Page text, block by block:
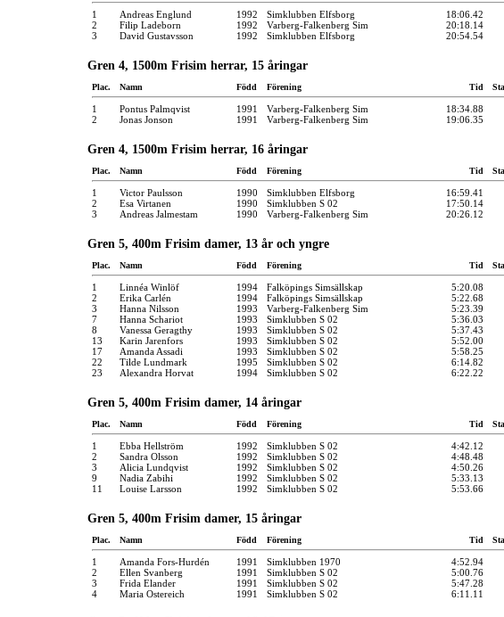
1 Andreas Englund 1992 Simklubben Elfsborg
18:06.42
2
Filip Ladeborn 1992 Varberg-Falkenberg Sim
20:18.14
3
David Gustavsson 1992 Simklubben Elfsborg 20:54.54
Gren 4, 1500m Frisim herrar, 15 åringar
Plac. Namn Född Förening Tid
1 Pontus Palmqvist 1991 Varberg-Falkenberg Sim
18:34.88
2
Jonas Jonson 1991 Varberg-Falkenberg Sim 19:06.35
Gren 4, 1500m Frisim herrar, 16 åringar
Plac. Namn Född Förening Tid
1 Victor Paulsson 1990 Simklubben Elfsborg
16:59.41
2
Esa Virtanen 1990 Simklubben S 02
17:50.14
3
Andreas Jalmestam 1990 Varberg-Falkenberg Sim 20:26.12
Gren 5, 400m Frisim damer, 13 år och yngre
Plac. Namn Född Förening Tid
1 Linnéa Winlöf 1994 Falköpings Simsällskap
5:20.08
2
Erika Carlén 1994 Falköpings Simsällskap
5:22.68
3
Hanna Nilsson 1993 Varberg-Falkenberg Sim
5:23.39
7
Hanna Schariot 1993 Simklubben S 02
5:36.03
8
Vanessa Geragthy 1993 Simklubben S 02
5:37.43
13
Karin Jarenfors 1993 Simklubben S 02
5:52.00
17
Amanda Assadi 1993 Simklubben S 02
5:58.25
22
Tilde Lundmark 1995 Simklubben S 02
6:14.82
23
Alexandra Horvat 1994 Simklubben S 02 6:22.22
Gren 5, 400m Frisim damer, 14 åringar
Plac. Namn Född Förening Tid
1 Ebba Hellström 1992 Simklubben S 02
4:42.12
2
Sandra Olsson 1992 Simklubben S 02
4:48.48
3
Alicia Lundqvist 1992 Simklubben S 02
4:50.26
9
Nadia Zabihi 1992 Simklubben S 02
5:33.13
11
Louise Larsson 1992 Simklubben S 02 5:53.66
Gren 5, 400m Frisim damer, 15 åringar
Plac. Namn Född Förening Tid
1 Amanda Fors-Hurdén 1991 Simklubben 1970
4:52.94
2
Ellen Svanberg 1991 Simklubben S 02
5:00.76
3
Frida Elander 1991 Simklubben S 02
5:47.28
4
Maria Ostereich 1991 Simklubben S 02 6:11.11